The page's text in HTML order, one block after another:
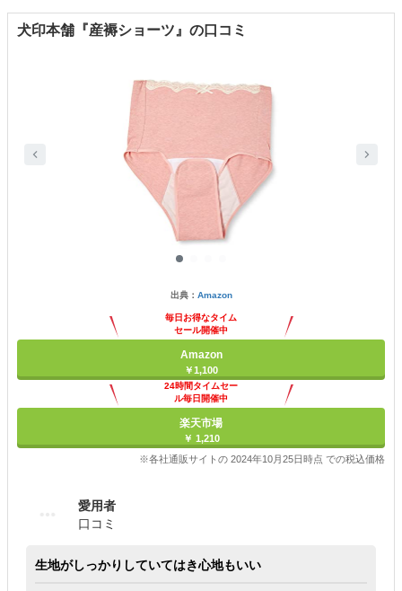
犬印本舗『産褥ショーツ』の口コミ
出典： Amazon
毎日お得なタイム
セール開催中
Amazon
￥1,100
24時間タイムセー
ル毎日開催中
楽天市場
￥ 1,210
※各社通販サイトの 2024年10月25日時点 での税込価格
愛用者
口コミ
生地がしっかりしていてはき心地もいい